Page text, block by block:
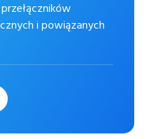
i powiązanych